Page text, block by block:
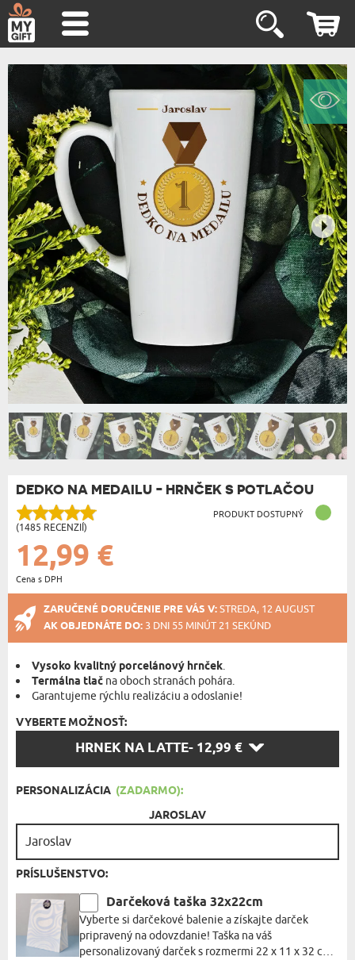
DEDKO NA MEDAILU - HRNČEK S POTLAČOU
(1485 RECENZIÍ)
PRODUKT DOSTUPNÝ
12,99 €
Cena s DPH
ZARUČENÉ DORUČENIE PRE VÁS V:STREDA, 12 AUGUST
AK OBJEDNÁTE DO: 3 DNI 55 MINÚT 21 SEKÚND
Vysoko kvalitný porcelánový hrnček.
Termálna tlač na oboch stranách pohára.
Garantujeme rýchlu realizáciu a odoslanie!
VYBERTE MOŽNOSŤ:
HRNEK NA LATTE- 12,99 €
PERSONALIZÁCIA (ZADARMO):
JAROSLAV
PRÍSLUŠENSTVO:
Darčeková taška 32x22cm
Vyberte si darčekové balenie a získajte darček
pripravený na odovzdanie! Taška na váš
personalizovaný darček s rozmermi 22 x 11 x 32 cm